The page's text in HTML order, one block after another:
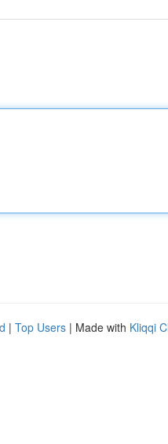
| Top Users | Made with Kliqqi